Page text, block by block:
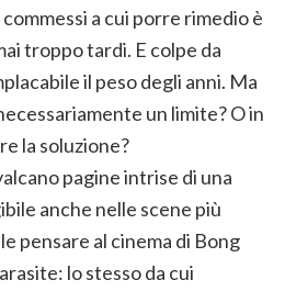
a cui porre rimedio è
troppo tardi. E colpe da
il peso degli anni. Ma
un limite? O in
la soluzione?
pagine intrise di una
anche nelle scene più
pensare al cinema di Bong
lo stesso da cui